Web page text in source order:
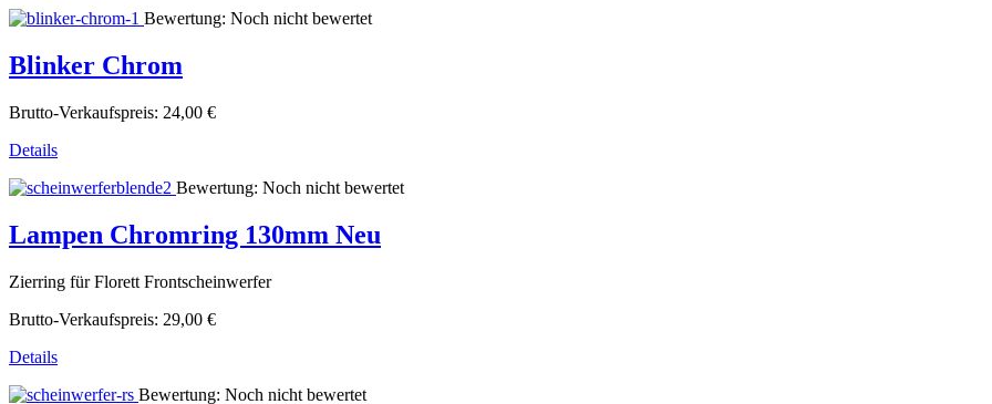
Bewertung: Noch nicht bewertet
Blinker Chrom
Brutto-Verkaufspreis: 24,00 €
Details
Bewertung: Noch nicht bewertet
Lampen Chromring 130mm Neu
Zierring für Florett Frontscheinwerfer
Brutto-Verkaufspreis: 29,00 €
Details
Bewertung: Noch nicht bewertet